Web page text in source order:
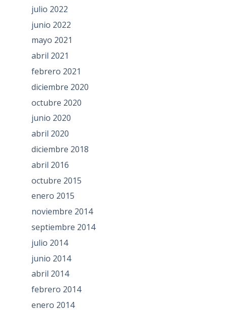
julio 2022
junio 2022
mayo 2021
abril 2021
febrero 2021
diciembre 2020
octubre 2020
junio 2020
abril 2020
diciembre 2018
abril 2016
octubre 2015
enero 2015
noviembre 2014
septiembre 2014
julio 2014
junio 2014
abril 2014
febrero 2014
enero 2014